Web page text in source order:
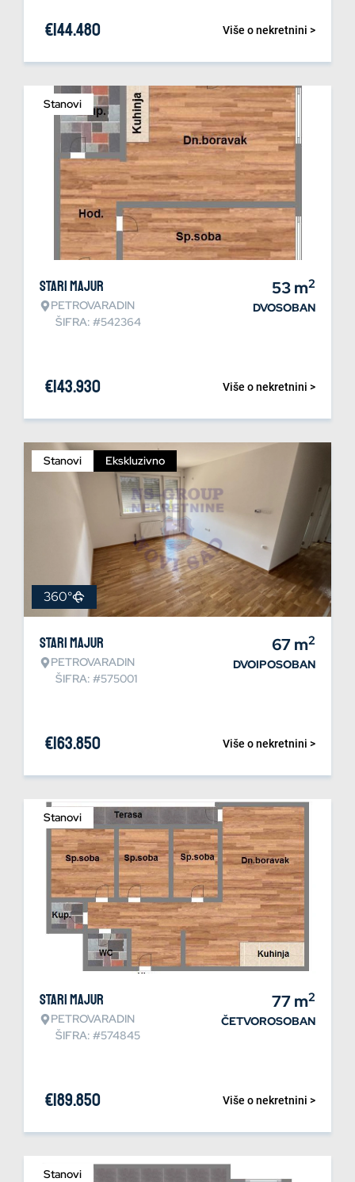
Više o nekretnini >
€144.480
Stanovi
Stari Majur
PETROVARADIN
ŠIFRA: #542364
53m2
DVOSOBAN
Više o nekretnini >
€143.930
Stanovi Ekskluzivno
360°
Stari Majur
PETROVARADIN
ŠIFRA: #575001
67m2
DVOIPOSOBAN
Više o nekretnini >
€163.850
Stanovi
Stari Majur
PETROVARADIN
ŠIFRA: #574845
77m2
ČETVOROSOBAN
Više o nekretnini >
€189.850
Stanovi